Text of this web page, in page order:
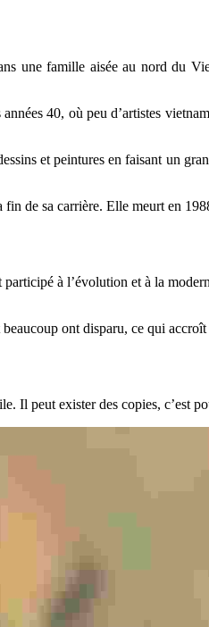
une famille aisée au nord du
40, où peu d’artistes
et peintures en faisant un
de sa carrière. Elle meurt en
à l’évolution et à la
ont disparu, ce qui
Il peut exister des copies, c’est